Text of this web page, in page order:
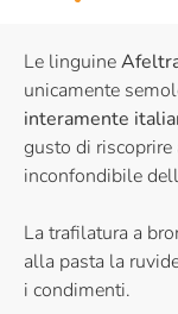
Le linguine
unicamente
interamente
gusto di
inconfondibile
La trafilatura a
alla pasta la
i condimenti.